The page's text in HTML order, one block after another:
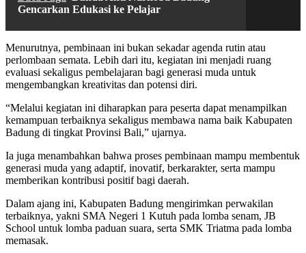
Gencarkan Edukasi ke Pelajar
Menurutnya, pembinaan ini bukan sekadar agenda rutin atau
perlombaan semata. Lebih dari itu, kegiatan ini menjadi ruang
evaluasi sekaligus pembelajaran bagi generasi muda untuk
mengembangkan kreativitas dan potensi diri.
“Melalui kegiatan ini diharapkan para peserta dapat menampilkan
kemampuan terbaiknya sekaligus membawa nama baik Kabupaten
Badung di tingkat Provinsi Bali,” ujarnya.
Ia juga menambahkan bahwa proses pembinaan mampu membentuk
generasi muda yang adaptif, inovatif, berkarakter, serta mampu
memberikan kontribusi positif bagi daerah.
Dalam ajang ini, Kabupaten Badung mengirimkan perwakilan
terbaiknya, yakni SMA Negeri 1 Kutuh pada lomba senam, JB
School untuk lomba paduan suara, serta SMK Triatma pada lomba
memasak.